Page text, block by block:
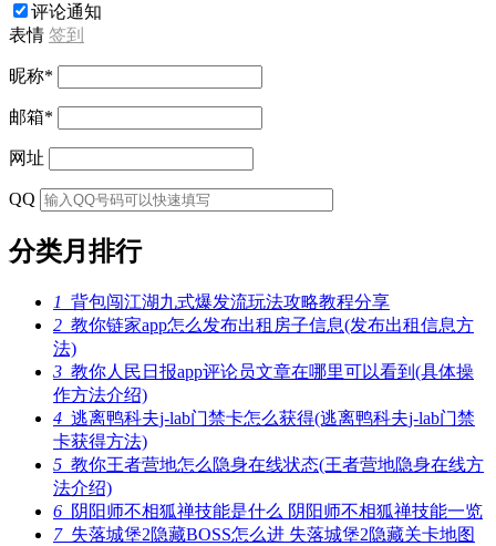
评论通知
表情 签到
昵称*
邮箱*
网址
QQ
分类月排行
1 背包闯江湖九式爆发流玩法攻略教程分享
2 教你链家app怎么发布出租房子信息(发布出租信息方
法)
3 教你人民日报app评论员文章在哪里可以看到(具体操
作方法介绍)
4 逃离鸭科夫j-lab门禁卡怎么获得(逃离鸭科夫j-lab门禁
卡获得方法)
5 教你王者营地怎么隐身在线状态(王者营地隐身在线方
法介绍)
6 阴阳师不相狐禅技能是什么 阴阳师不相狐禅技能一览
7失落城堡2隐藏BOSS怎么进 失落城堡2隐藏关卡地图